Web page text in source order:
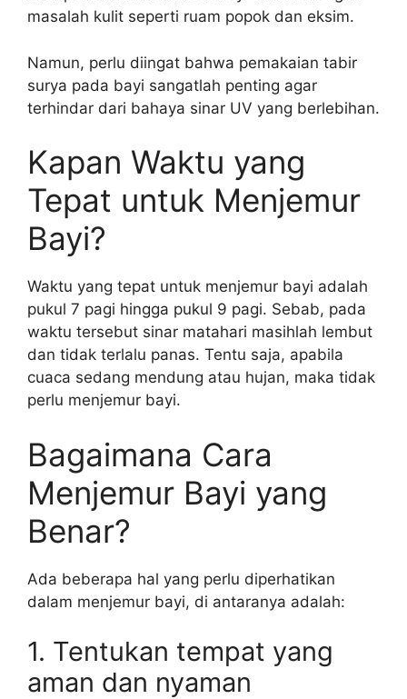
masalah kulit seperti ruam popok dan eksim.
Namun, perlu diingat bahwa pemakaian tabir
surya pada bayi sangatlah penting agar
terhindar dari bahaya sinar UV yang berlebihan.
Kapan Waktu yang
Tepat untuk Menjemur
Bayi?
Waktu yang tepat untuk menjemur bayi adalah
pukul 7 pagi hingga pukul 9 pagi. Sebab, pada
waktu tersebut sinar matahari masihlah lembut
dan tidak terlalu panas. Tentu saja, apabila
cuaca sedang mendung atau hujan, maka tidak
perlu menjemur bayi.
Bagaimana Cara
Menjemur Bayi yang
Benar?
Ada beberapa hal yang perlu diperhatikan
dalam menjemur bayi, di antaranya adalah:
1. Tentukan tempat yang
aman dan nyaman